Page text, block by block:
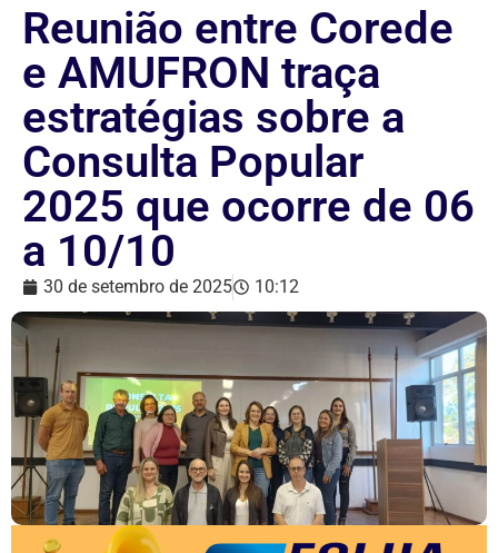
Reunião entre Corede
e AMUFRON traça
estratégias sobre a
Consulta Popular
2025 que ocorre de 06
a 10/10
30 de setembro de 2025 10:12